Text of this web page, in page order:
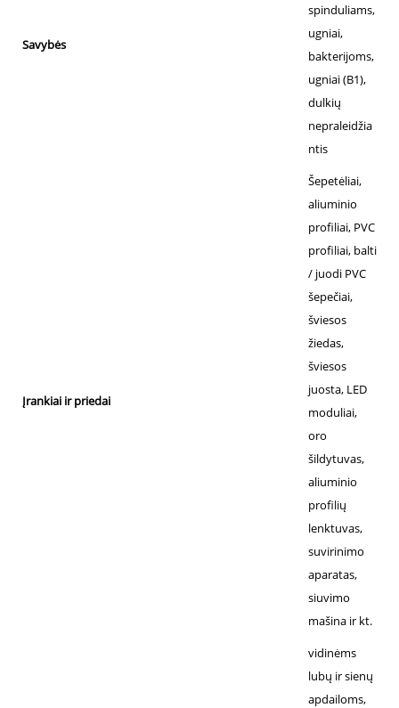
Savybės
spinduliams,
ugniai,
bakterijoms,
ugniai (B1),
dulkių
nepraleidžia
ntis
Įrankiai ir priedai
Šepetėliai,
aliuminio
profiliai, PVC
profiliai, balti
/ juodi PVC
šepečiai,
šviesos
žiedas,
šviesos
juosta, LED
moduliai,
oro
šildytuvas,
aliuminio
profilių
lenktuvas,
suvirinimo
aparatas,
siuvimo
mašina ir kt.
vidinėms
lubų ir sienų
apdailoms,